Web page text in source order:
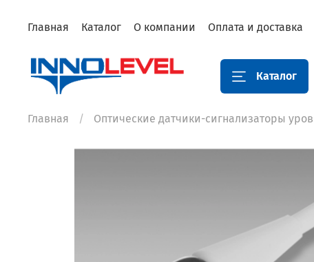
Главная Каталог О компании Оплата и доставка
Каталог
Главная Оптические датчики-сигнализаторы